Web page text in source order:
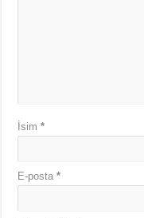
İsim*
E-posta*